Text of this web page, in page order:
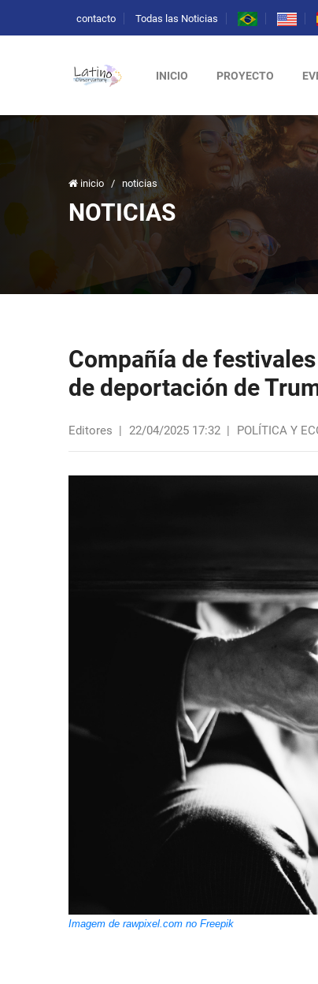
contacto Todas las Noticias
INICIO PROYECTO
inicio / noticias
NOTICIAS
Compañía de
de deportación de
Editores | 22/04/2025 17:32 | POLÍTICA Y
Imagem de rawpixel.com no Freepik